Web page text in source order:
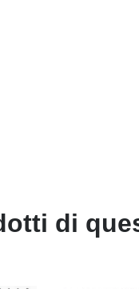
di